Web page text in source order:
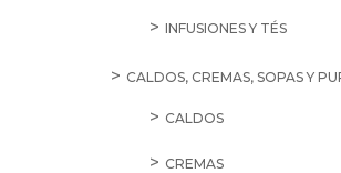
INFUSIONES Y TÉS
CALDOS, CREMAS, SOPAS Y
CALDOS
CREMAS